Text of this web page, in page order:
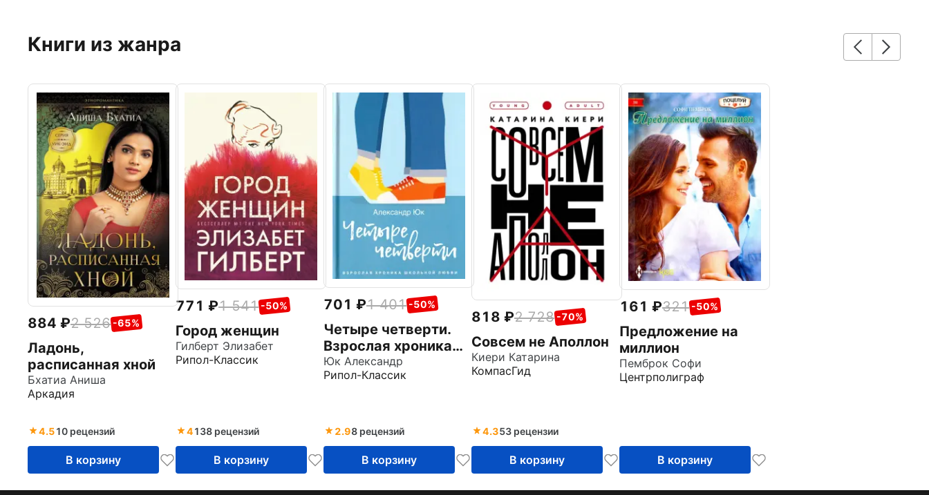
Книги из жанра
884 2 526 -65%
Ладонь,
расписанная хной
Бхатиа Аниша
Аркадия
4.510 рецензий
В корзину
771 1 541 -50%
Город женщин
Гилберт Элизабет
Рипол-Классик
4138 рецензий
В корзину
701 1 401 -50%
Четыре четверти.
Взрослая хроника
школьной любви
Юк Александр
Рипол-Классик
2.98 рецензий
В корзину
818 2 728 -70%
Совсем не Аполлон
Киери Катарина
КомпасГид
4.353 рецензии
В корзину
161 321 -50%
Предложение на
миллион
Пемброк Софи
Центрполиграф
В корзину